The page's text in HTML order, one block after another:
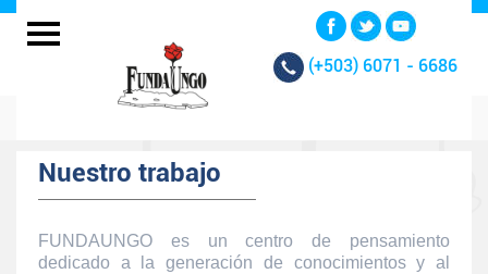
(+503) 6071 - 6686
Nuestro trabajo
FUNDAUNGO es un centro de pensamiento
dedicado a la generación de conocimientos y al